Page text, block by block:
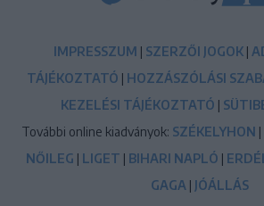
IMPRESSZUM | SZERZŐI JOGOK |
TÁJÉKOZTATÓ | HOZZÁSZÓLÁSI
KEZELÉSI TÁJÉKOZTATÓ |
További online kiadványok: SZÉKELYHON |
NŐILEG | LIGET | BIHARI NAPLÓ |
GAGA | JÓÁLLÁS